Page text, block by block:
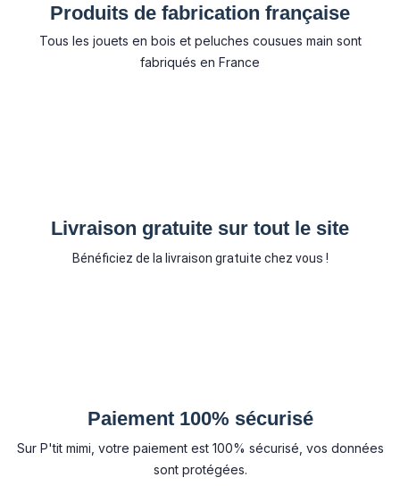
Produits de fabrication française
Tous les jouets en bois et peluches cousues main sont
fabriqués en France
Livraison gratuite sur tout le site
Bénéficiez de la livraison gratuite chez vous !
Paiement 100% sécurisé
Sur P'tit mimi, votre paiement est 100% sécurisé, vos données
sont protégées.